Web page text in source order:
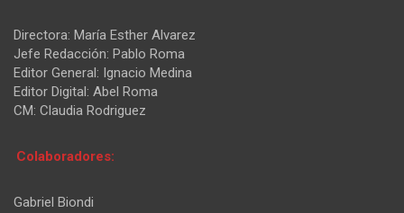
Directora: María Esther Alvarez
Jefe Redacción: Pablo Roma
Editor General: Ignacio Medina
Editor Digital: Abel Roma
CM: Claudia Rodriguez
Colaboradores:
Gabriel Biondi